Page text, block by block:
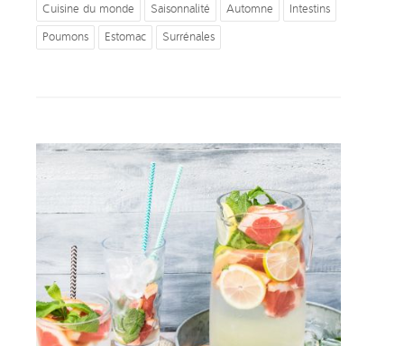
Cuisine du monde Saisonnalité Automne
Intestins
Poumons
Estomac Surrénales